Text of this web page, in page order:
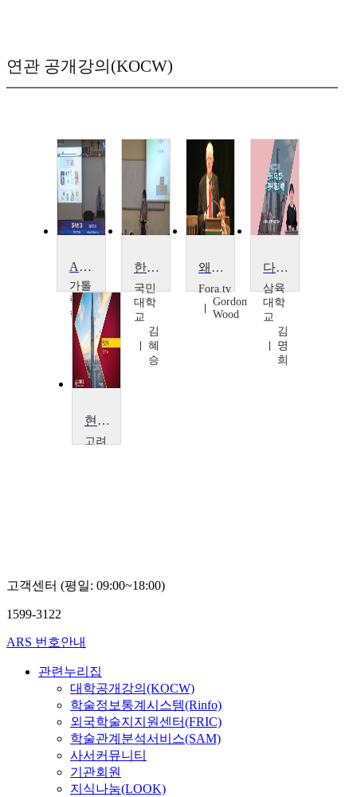
연관 공개강의(KOCW)
American History
가톨
릭대
학교
베
네
딕
트
드
미
닉
한국정치사: 사상과운동
국민
대학
교
김
혜
승
왜 미국은 자유와 민주주의를 원하는가?
Fora.tv
Gordon
Wood
다문화와 사회통합
삼육
대학
교
김
명
희
현대한국
고려
고객센터 (평일: 09:00~18:00)
1599-3122
ARS 번호안내
관련누리집
대학공개강의(KOCW)
학술정보통계시스템(Rinfo)
외국학술지지원센터(FRIC)
학술관계분석서비스(SAM)
사서커뮤니티
기관회원
지식나눔(LOOK)